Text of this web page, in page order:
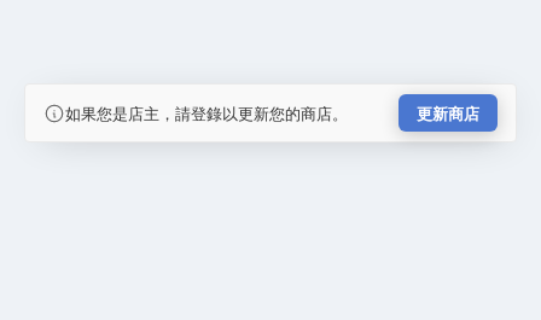
如果您是店主，請登錄以更新您的商店。 更新商店